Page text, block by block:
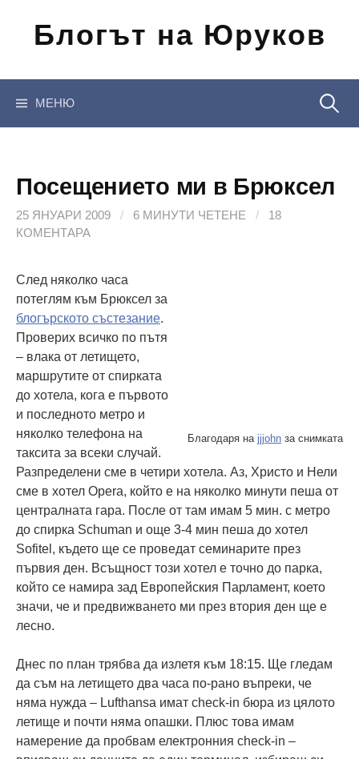
съдържанието
Блогът на Юруков
МЕНЮ
Посещението ми в Брюксел
25 ЯНУАРИ 2009 / 6 МИНУТИ ЧЕТЕНЕ /
18
КОМЕНТАРА
Благодаря на jjjohn за снимката
След няколко часа
потеглям към Брюксел за
блогърското състезание.
Проверих всичко по пътя
– влака от летището,
маршрутите от спирката
до хотела, кога е първото
и последното метро и
няколко телефона на
таксита за всеки случай.
Разпределени сме в четири хотела. Аз, Христо и Нели
сме в хотел Opera, който е на няколко минути пеша от
централната гара. После от там имам 5 мин. с метро
до спирка Schuman и още 3-4 мин пеша до хотел
Sofitel, където ще се проведат семинарите през
първия ден. Всъщност този хотел е точно до парка,
който се намира зад Европейския Парламент, което
значи, че и предвижването ми през втория ден ще е
лесно.
Днес по план трябва да излетя към 18:15. Ще гледам
да съм на летището два часа по-рано въпреки, че
няма нужда – Lufthansa имат check-in бюра из цялото
летище и почти няма опашки. Плюс това имам
намерение да пробвам електронния check-in –